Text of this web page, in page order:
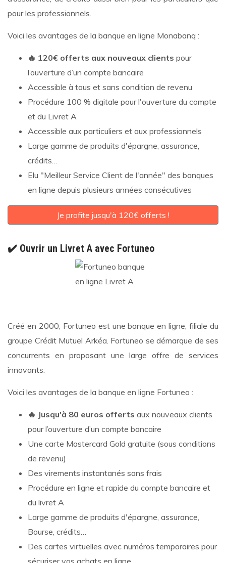
pour les professionnels.
Voici les avantages de la banque en ligne Monabanq :
🔥 120€ offerts aux nouveaux clients pour
l’ouverture d’un compte bancaire
Accessible à tous et sans condition de revenu
Procédure 100 % digitale pour l'ouverture du compte
et du Livret A
Accessible aux particuliers et aux professionnels
Large gamme de produits d'épargne, assurance,
crédits…
Elu "Meilleur Service Client de l'année" des banques
en ligne depuis plusieurs années consécutives
Je profite jusqu'à 120€ offerts !
✔️ Ouvrir un Livret A avec Fortuneo
Créé en 2000, Fortuneo est une banque en ligne, filiale du
groupe Crédit Mutuel Arkéa. Fortuneo se démarque de ses
concurrents en proposant une large offre de services
innovants.
Voici les avantages de la banque en ligne Fortuneo :
🔥 Jusqu'à 80 euros offerts aux nouveaux clients
pour l’ouverture d’un compte bancaire
Une carte Mastercard Gold gratuite (sous conditions
de revenu)
Des virements instantanés sans frais
Procédure en ligne et rapide du compte bancaire et
du livret A
Large gamme de produits d'épargne, assurance,
Bourse, crédits…
Des cartes virtuelles avec numéros temporaires pour